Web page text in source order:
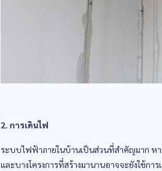
2. การเดินไฟ
ระบบไฟฟ้าภายในบ้านเป็นส่วนที่สำคัญมาก ห
และบางโครงการที่สร้างมานานอาจจะยังใช้ก